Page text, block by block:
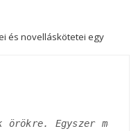
és novelláskötetei egy
Egyszer még